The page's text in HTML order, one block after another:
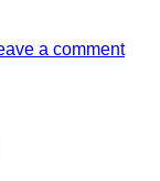
a comment